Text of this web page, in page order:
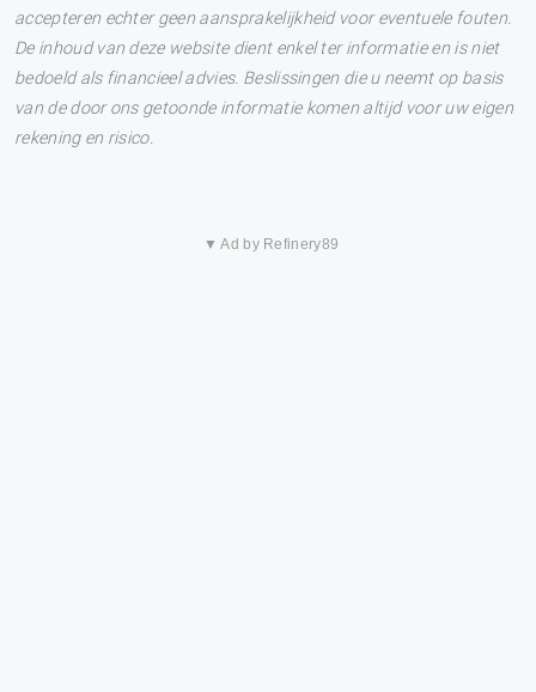
accepteren echter geen aansprakelijkheid voor eventuele fouten.
De inhoud van deze website dient enkel ter informatie en is niet
bedoeld als financieel advies. Beslissingen die u neemt op basis
van de door ons getoonde informatie komen altijd voor uw eigen
rekening en risico.
▼ Ad by Refinery89